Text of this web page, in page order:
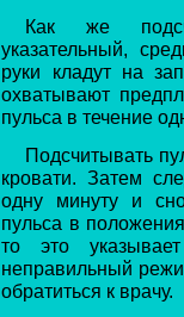
Как же
указательный,
руки кладут на
охватывают
пульса в течение
Подсчитывать
кровати. Затем
одну минуту и
пульса в
то это
неправильный
обратиться к врачу.